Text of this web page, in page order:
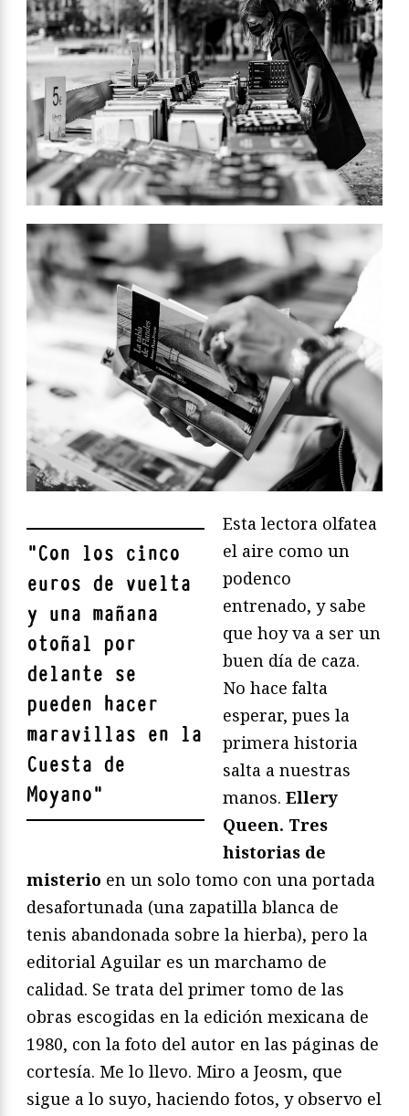
"Con los cinco
euros de vuelta
y una mañana
otoñal por
delante se
pueden hacer
maravillas en la
Cuesta de
Moyano"
Esta lectora olfatea
el aire como un
podenco
entrenado, y sabe
que hoy va a ser un
buen día de caza.
No hace falta
esperar, pues la
primera historia
salta a nuestras
manos. Ellery
Queen. Tres
historias de
misterio en un solo tomo con una portada
desafortunada (una zapatilla blanca de
tenis abandonada sobre la hierba), pero la
editorial Aguilar es un marchamo de
calidad. Se trata del primer tomo de las
obras escogidas en la edición mexicana de
1980, con la foto del autor en las páginas de
cortesía. Me lo llevo. Miro a Jeosm, que
sigue a lo suyo, haciendo fotos, y observo el